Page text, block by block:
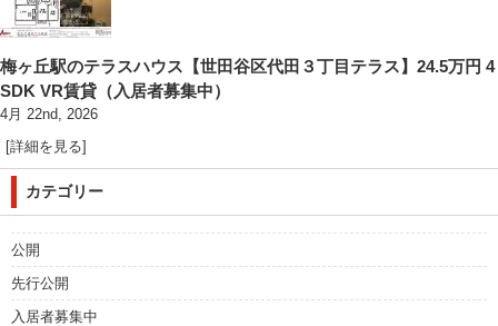
梅ヶ丘駅のテラスハウス【世田谷区代田３丁目テラス】24.5万円 4
SDK VR賃貸（入居者募集中）
4月 22nd, 2026
[詳細を見る]
カテゴリー
公開
先行公開
入居者募集中